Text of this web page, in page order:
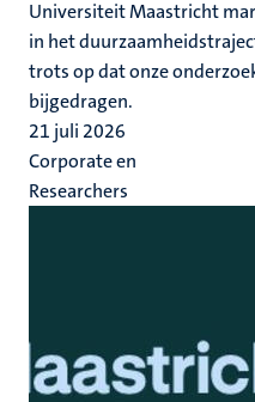
Universiteit Maastricht
in het
trots op dat onze
bijgedragen.
21 juli 2026
Corporate en
Researchers